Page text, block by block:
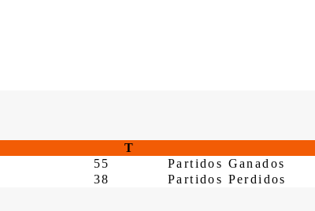
T
55
Partidos Ganados
38 Partidos Perdidos